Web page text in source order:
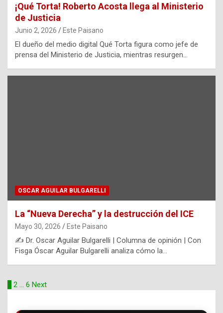
¡Qué Torta! Roberto Acosta llega al Ministerio
de Justicia
Junio 2, 2026 Este Paisano
El dueño del medio digital Qué Torta figura como jefe de
prensa del Ministerio de Justicia, mientras resurgen…
OSCAR AGUILAR BULGARELLI
La “Nueva Derecha” y la destrucción del ICE
Mayo 30, 2026 Este Paisano
✍️ Dr. Oscar Aguilar Bulgarelli | Columna de opinión | Con
Fisga Óscar Aguilar Bulgarelli analiza cómo la…
Paginación
1 2 6 Next